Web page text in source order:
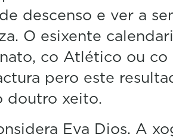
n
s
o
e
descenso e ver a
O esixente
co Atlético ou co
pero este
doutro xeito.
Eva Dios. A